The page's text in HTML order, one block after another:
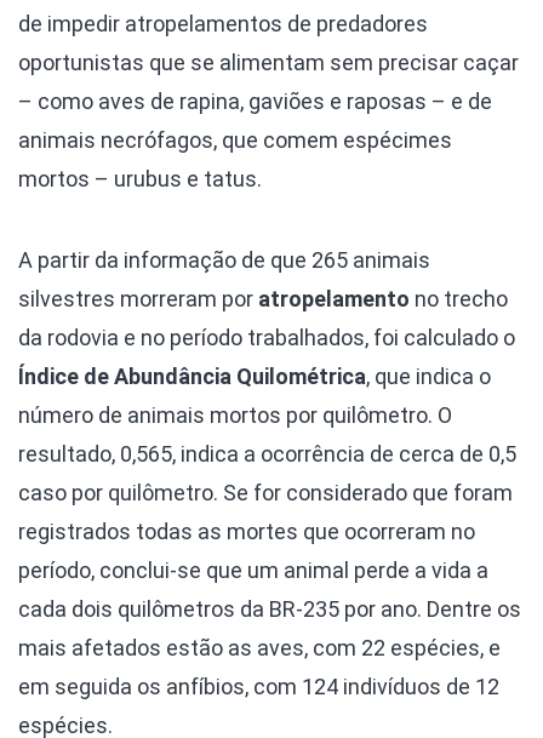
de impedir atropelamentos de predadores
oportunistas que se alimentam sem precisar caçar
– como aves de rapina, gaviões e raposas – e de
animais necrófagos, que comem espécimes
mortos – urubus e tatus.
A partir da informação de que 265 animais
silvestres morreram por atropelamento no trecho
da rodovia e no período trabalhados, foi calculado o
Índice de Abundância Quilométrica, que indica o
número de animais mortos por quilômetro. O
resultado, 0,565, indica a ocorrência de cerca de 0,5
caso por quilômetro. Se for considerado que foram
registrados todas as mortes que ocorreram no
período, conclui-se que um animal perde a vida a
cada dois quilômetros da BR-235 por ano. Dentre os
mais afetados estão as aves, com 22 espécies, e
em seguida os anfíbios, com 124 indivíduos de 12
espécies.